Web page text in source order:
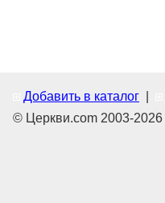
Добавить в каталог
© Церкви.com 2003-2026